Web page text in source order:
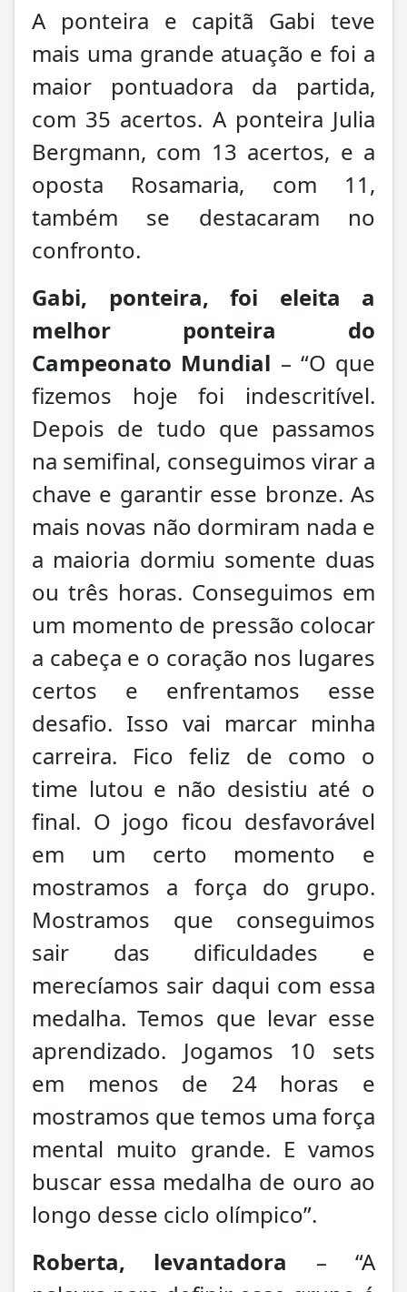
A ponteira e capitã Gabi teve
mais uma grande atuação e foi a
maior pontuadora da partida,
com 35 acertos. A ponteira Julia
Bergmann, com 13 acertos, e a
oposta Rosamaria, com 11,
também se destacaram no
confronto.
Gabi, ponteira, foi eleita a
melhor ponteira do
Campeonato Mundial – “O que
fizemos hoje foi indescritível.
Depois de tudo que passamos
na semifinal, conseguimos virar a
chave e garantir esse bronze. As
mais novas não dormiram nada e
a maioria dormiu somente duas
ou três horas. Conseguimos em
um momento de pressão colocar
a cabeça e o coração nos lugares
certos e enfrentamos esse
desafio. Isso vai marcar minha
carreira. Fico feliz de como o
time lutou e não desistiu até o
final. O jogo ficou desfavorável
em um certo momento e
mostramos a força do grupo.
Mostramos que conseguimos
sair das dificuldades e
merecíamos sair daqui com essa
medalha. Temos que levar esse
aprendizado. Jogamos 10 sets
em menos de 24 horas e
mostramos que temos uma força
mental muito grande. E vamos
buscar essa medalha de ouro ao
longo desse ciclo olímpico”.
Roberta, levantadora – “A